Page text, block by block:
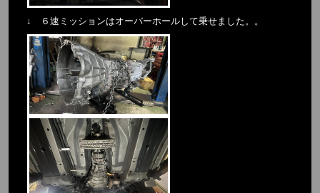
↓ ６速ミッションはオーバーホールして乗せました。。